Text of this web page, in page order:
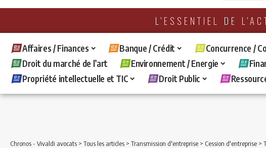
L'ESSENTIEL DE
Affaires / Finances Banque / Crédit Concurrence /
Droit du marché de l’art
Environnement / Energie
Propriété intellectuelle et TIC
Droit Public
Chronos - Vivaldi avocats > Tous les articles > Transmission d'entreprise > Cession d'entreprise >